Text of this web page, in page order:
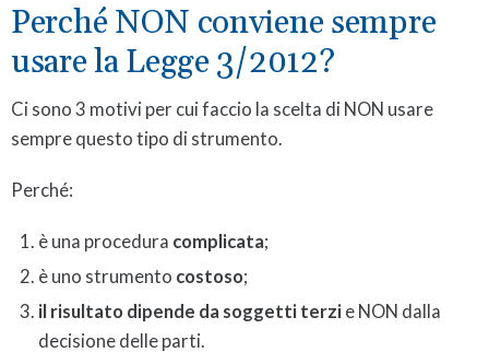
Perché NON conviene sempre
usare la Legge 3/2012?
Ci sono 3 motivi per cui faccio la scelta di NON usare
sempre questo tipo di strumento.
Perché:
è una procedura complicata;
è uno strumento costoso;
il risultato dipende da soggetti terzi e NON dalla
decisione delle parti.